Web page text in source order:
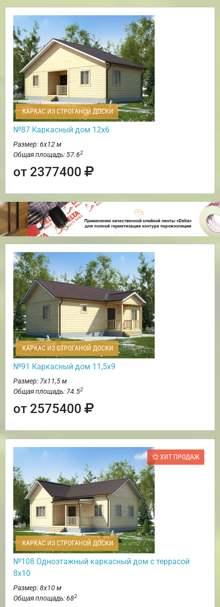
КАРКАС ИЗ СТРОГАНОЙ ДОСКИ
№87 Каркасный дом 12х6
Размер: 6х12 м
Общая площадь: 57.62
от 2377400
КАРКАС ИЗ СТРОГАНОЙ ДОСКИ
№91 Каркасный дом 11,5х9
Размер: 7х11,5 м
Общая площадь: 74.52
от 2575400
ХИТ ПРОДАЖ
КАРКАС ИЗ СТРОГАНОЙ ДОСКИ
№108 Одноэтажный каркасный дом с террасой
8х10
Размер: 8х10 м
Общая площадь: 682